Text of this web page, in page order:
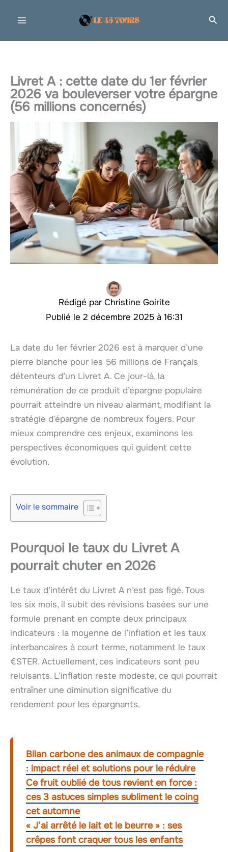
Livret A : cette date du 1er février
2026 va bouleverser votre épargne
(56 millions concernés)
Christine Goirite
2 décembre 2025 à 16:31
La date du 1er février 2026 est à marquer d’une
pierre blanche pour les 56 millions de Français
détenteurs d’un Livret A. Ce jour-là, la
rémunération de ce produit d’épargne populaire
pourrait atteindre un niveau alarmant, modifiant la
stratégie d’épargne de nombreux foyers. Pour
mieux comprendre ces enjeux, examinons les
perspectives économiques qui guident cette
évolution.
Voir le sommaire
Pourquoi le taux du Livret A
pourrait chuter en 2026
Le taux d’intérêt du Livret A n’est pas figé. Tous
les six mois, il subit des révisions basées sur une
formule prenant en compte deux principaux
indicateurs : la moyenne de l’inflation et les taux
interbancaires à court terme, notamment le taux
€STER. Actuellement, ces indicateurs sont peu
reluisants. L’inflation reste modeste, ce qui pourrait
entraîner une diminution significative du
rendement pour les épargnants.
Bilan carbone des animaux de compagnie
: impact réel et solutions pour le réduire
Ce fruit oublié de tous revient en force :
ces 3 astuces simples subliment le coing
cet automne
« J’ai arrêté le lait et le beurre » : ses
crêpes font craquer tous les enfants